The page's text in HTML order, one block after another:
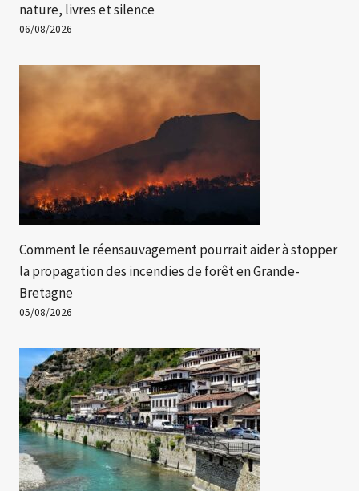
nature, livres et silence
06/08/2026
Comment le réensauvagement pourrait aider à stopper
la propagation des incendies de forêt en Grande-
Bretagne
05/08/2026